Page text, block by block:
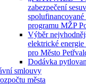
zabezpečení
programu MŽP
Výběr
elektrické
pro Město
Dodávka
smlouvy
města